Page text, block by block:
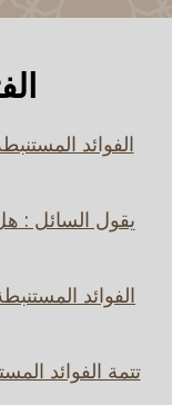
الفوائد
يقول السائل :
الفوائد
تتمة الفوائد